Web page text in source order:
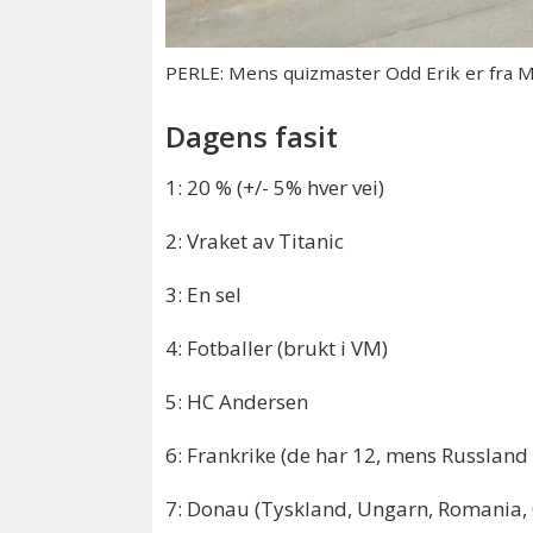
PERLE: Mens quizmaster Odd Erik er
Dagens fasit
1: 20 % (+/- 5% hver vei)
2: Vraket av Titanic
3: En sel
4: Fotballer (brukt i VM)
5: HC Andersen
6: Frankrike (de har 12, mens
7: Donau (Tyskland, Ungarn,